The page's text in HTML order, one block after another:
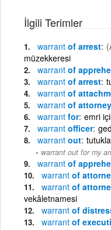
İlgili Terimler
warrant of arrest
müzekkeresi
warrant of
warrant of arrest
warrant of
warrant of attorney
warrant for emri
warrant officer
warrant out
warrant out for my
warrant of
warrant of
warrant of
vekâletnamesi
warrant of
warrant of